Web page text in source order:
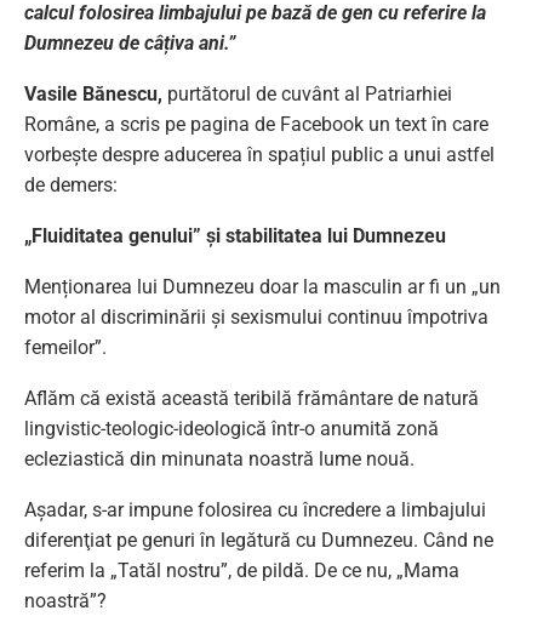
calcul folosirea limbajului pe bază de gen cu referire la
Dumnezeu de câțiva ani.”
Vasile Bănescu, purtătorul de cuvânt al Patriarhiei
Române, a scris pe pagina de Facebook un text în care
vorbește despre aducerea în spațiul public a unui astfel
de demers:
„Fluiditatea genului” și stabilitatea lui Dumnezeu
Menționarea lui Dumnezeu doar la masculin ar fi un „un
motor al discriminării și sexismului continuu împotriva
femeilor”.
Aflăm că există această teribilă frământare de natură
lingvistic-teologic-ideologică într-o anumită zonă
ecleziastică din minunata noastră lume nouă.
Așadar, s-ar impune folosirea cu încredere a limbajului
diferenţiat pe genuri în legătură cu Dumnezeu. Când ne
referim la „Tatăl nostru”, de pildă. De ce nu, „Mama
noastră”?